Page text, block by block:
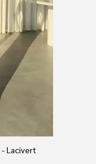
- Lacivert